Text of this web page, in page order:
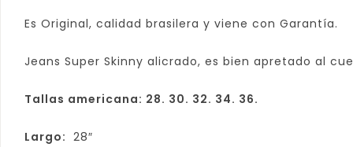
Es Original, calidad brasilera y viene con Garantía.
Jeans Super Skinny alicrado, es bien apretado al
Tallas americana: 28. 30. 32. 34. 36.
Largo: 28″